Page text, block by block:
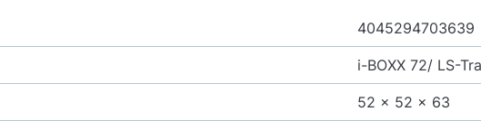
4045294703639
i-BOXX 72/ LS-
52 x 52 x 63